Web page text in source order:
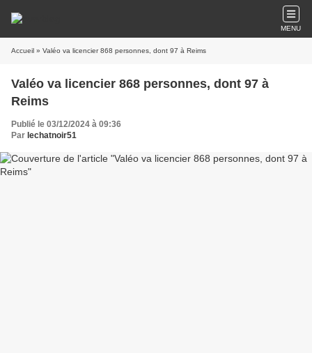
MENU
Accueil » Valéo va licencier 868 personnes, dont 97 à Reims
Valéo va licencier 868 personnes, dont 97 à
Reims
Publié le 03/12/2024 à 09:36
Par lechatnoir51